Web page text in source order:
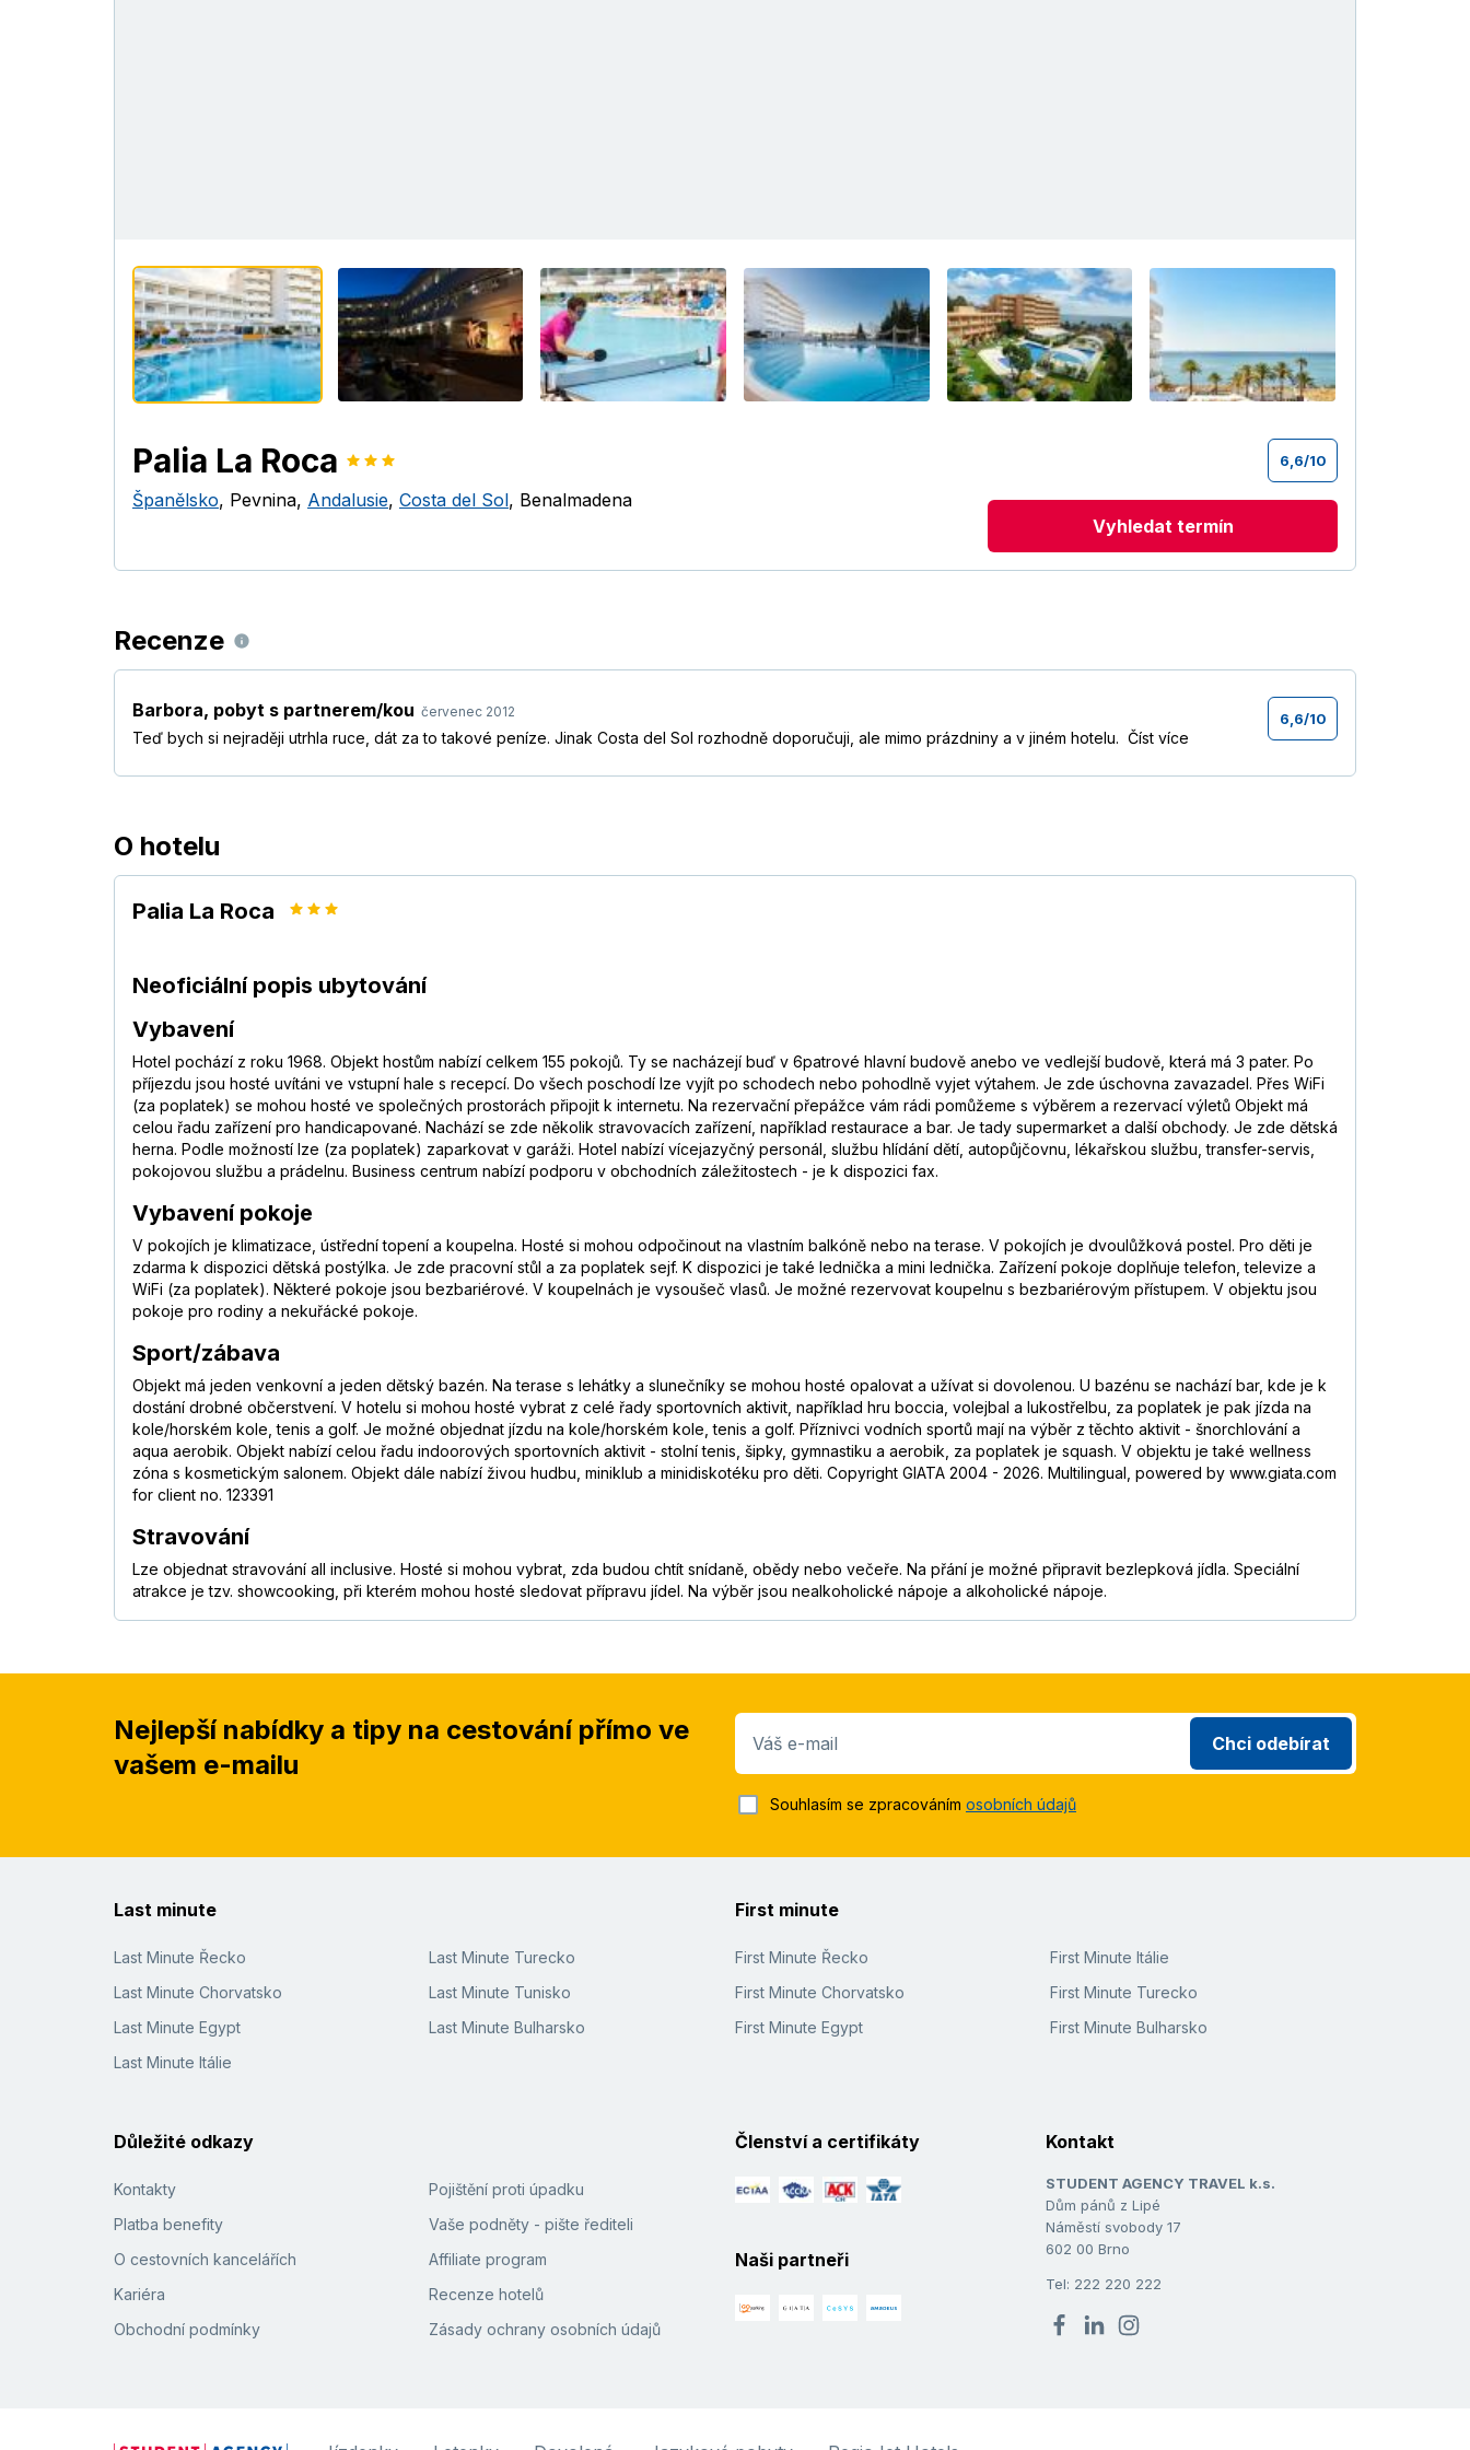
Palia La Roca 6,6/10
Španělsko, Pevnina, Andalusie, Costa del Sol, Benalmadena
Vyhledat termín
Recenze
Barbora, pobyt s partnerem/kou červenec 2012
Teď bych si nejraději utrhla ruce, dát za to takové peníze. Jinak Costa del Sol rozhodně doporučuji, ale mimo prázdniny a v jiném hotelu. Číst více
6,6/10
O hotelu
Palia La Roca
Neoficiální popis ubytování
Vybavení
Hotel pochází z roku 1968. Objekt hostům nabízí celkem 155 pokojů. Ty se nacházejí buď v 6patrové hlavní budově anebo ve vedlejší budově, která má 3 pater. Po
příjezdu jsou hosté uvítáni ve vstupní hale s recepcí. Do všech poschodí lze vyjít po schodech nebo pohodlně vyjet výtahem. Je zde úschovna zavazadel. Přes WiFi
(za poplatek) se mohou hosté ve společných prostorách připojit k internetu. Na rezervační přepážce vám rádi pomůžeme s výběrem a rezervací výletů Objekt má
celou řadu zařízení pro handicapované. Nachází se zde několik stravovacích zařízení, například restaurace a bar. Je tady supermarket a další obchody. Je zde dětská
herna. Podle možností lze (za poplatek) zaparkovat v garáži. Hotel nabízí vícejazyčný personál, službu hlídání dětí, autopůjčovnu, lékařskou službu, transfer-servis,
pokojovou službu a prádelnu. Business centrum nabízí podporu v obchodních záležitostech - je k dispozici fax.
Vybavení pokoje
V pokojích je klimatizace, ústřední topení a koupelna. Hosté si mohou odpočinout na vlastním balkóně nebo na terase. V pokojích je dvoulůžková postel. Pro děti je
zdarma k dispozici dětská postýlka. Je zde pracovní stůl a za poplatek sejf. K dispozici je také lednička a mini lednička. Zařízení pokoje doplňuje telefon, televize a
WiFi (za poplatek). Některé pokoje jsou bezbariérové. V koupelnách je vysoušeč vlasů. Je možné rezervovat koupelnu s bezbariérovým přístupem. V objektu jsou
pokoje pro rodiny a nekuřácké pokoje.
Sport/zábava
Objekt má jeden venkovní a jeden dětský bazén. Na terase s lehátky a slunečníky se mohou hosté opalovat a užívat si dovolenou. U bazénu se nachází bar, kde je k
dostání drobné občerstvení. V hotelu si mohou hosté vybrat z celé řady sportovních aktivit, například hru boccia, volejbal a lukostřelbu, za poplatek je pak jízda na
kole/horském kole, tenis a golf. Je možné objednat jízdu na kole/horském kole, tenis a golf. Příznivci vodních sportů mají na výběr z těchto aktivit - šnorchlování a
aqua aerobik. Objekt nabízí celou řadu indoorových sportovních aktivit - stolní tenis, šipky, gymnastiku a aerobik, za poplatek je squash. V objektu je také wellness
zóna s kosmetickým salonem. Objekt dále nabízí živou hudbu, miniklub a minidiskotéku pro děti. Copyright GIATA 2004 - 2026. Multilingual, powered by www.giata.com
for client no. 123391
Stravování
Lze objednat stravování all inclusive. Hosté si mohou vybrat, zda budou chtít snídaně, obědy nebo večeře. Na přání je možné připravit bezlepková jídla. Speciální
atrakce je tzv. showcooking, při kterém mohou hosté sledovat přípravu jídel. Na výběr jsou nealkoholické nápoje a alkoholické nápoje.
Nejlepší nabídky a tipy na cestování přímo ve
vašem e-mailu
Váš e-mail Chci odebírat
Souhlasím se zpracováním osobních údajů
Last minute
Last Minute Řecko
Last Minute Chorvatsko
Last Minute Egypt
Last Minute Itálie
Last Minute Turecko
Last Minute Tunisko
Last Minute Bulharsko
First minute
First Minute Řecko
First Minute Chorvatsko
First Minute Egypt
First Minute Itálie
First Minute Turecko
First Minute Bulharsko
Důležité odkazy
Kontakty
Platba benefity
O cestovních kancelářích
Kariéra
Obchodní podmínky
Pojištění proti úpadku
Vaše podněty - pište řediteli
Affiliate program
Recenze hotelů
Zásady ochrany osobních údajů
Členství a certifikáty
Naši partneři
Kontakt
STUDENT AGENCY TRAVEL k.s.
Dům pánů z Lipé
Náměstí svobody 17
602 00 Brno
Tel: 222 220 222